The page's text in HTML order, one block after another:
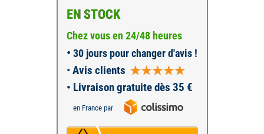
EN STOCK
Chez vous en 24/48 heures
• 30 jours pour changer d'avis !
• Avis clients
• Livraison gratuite dès 35 €
en France par